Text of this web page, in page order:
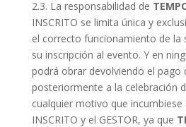
2.3. La responsabilidad de
INSCRITO se limita única y
el correcto funcionamiento de
su inscripción al evento. Y en
podrá obrar devolviendo el pago
posteriormente a la celebración
cualquier motivo que
INSCRITO y el GESTOR, ya que